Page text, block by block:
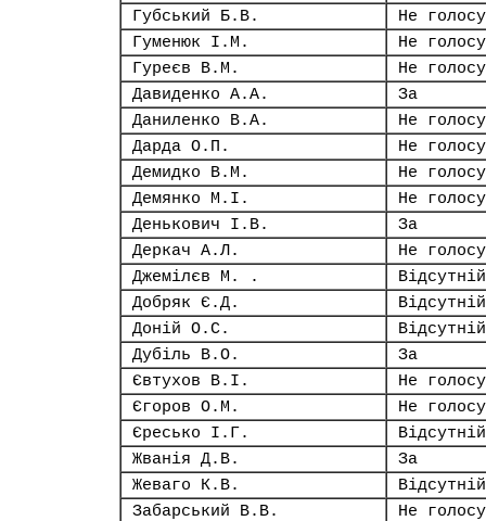
Губський Б.В.
Не
Гуменюк І.М.
Не
Гуреєв В.М.
Не
Давиденко А.А.
За
Даниленко В.А.
Не
Дарда О.П.
Не
Демидко В.М.
Не
Демянко М.І.
Не
Денькович І.В.
За
Деркач А.Л.
Не
Джемілєв М. .
Відсутній
Добряк Є.Д.
Відсутній
Доній О.С.
Відсутній
Дубіль В.О.
За
Євтухов В.І.
Не
Єгоров О.М.
Не
Єресько І.Г.
Відсутній
Жванія Д.В.
За
Жеваго К.В.
Відсутній
Забарський В.В.
Не